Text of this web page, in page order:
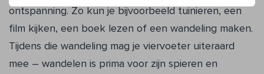
ontspanning. Zo kun je bijvoorbeeld tuinieren, een
film kijken, een boek lezen of een wandeling maken.
Tijdens die wandeling mag je viervoeter uiteraard
mee – wandelen is prima voor zijn spieren en